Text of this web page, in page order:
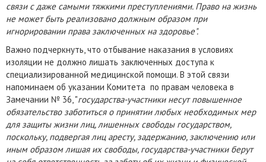
связи с даже самыми тяжкими преступлениями. Право на жизнь
не может быть реализовано должным образом при
игнорировании права заключенных на здоровье".
Важно подчеркнуть, что отбывание наказания в условиях
изоляции не должно лишать заключенных доступа к
специализированной медицинской помощи. В этой связи
напоминаем об указании Комитета по правам человека в
Замечании № 36, "государства-участники несут повышенное
обязательство заботиться о принятии любых необходимых мер
для защиты жизни лиц, лишенных свободы государством,
поскольку, подвергая лиц аресту, задержанию, заключению или
иным образом лишая их свободы, государства-участники берут